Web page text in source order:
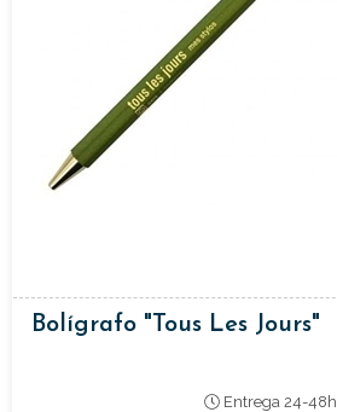
Bolígrafo "Tous Les Jours"
Entrega 24-48h